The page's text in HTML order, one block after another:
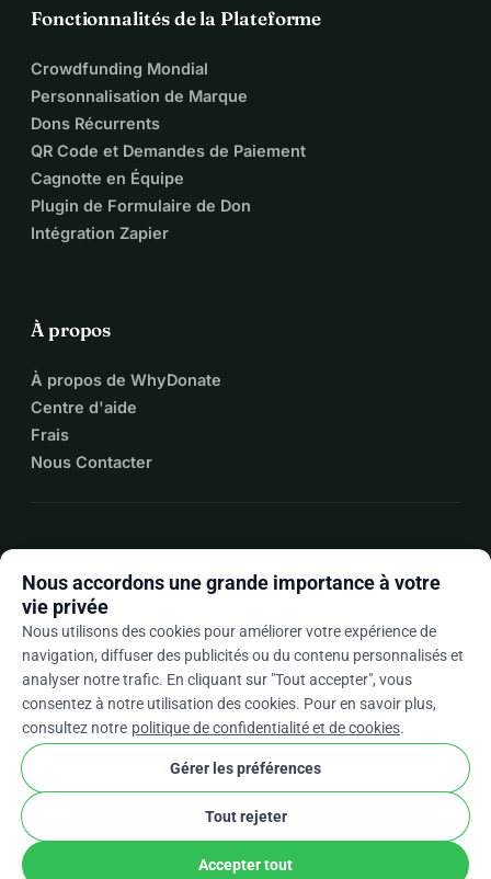
Fonctionnalités de la Plateforme
Crowdfunding Mondial
Personnalisation de Marque
Dons Récurrents
QR Code et Demandes de Paiement
Cagnotte en Équipe
Plugin de Formulaire de Don
Intégration Zapier
À propos
À propos de WhyDonate
Centre d'aide
Frais
Nous Contacter
Fr arrow_drop_down
★★★★★4,9 / 5 sur la base de 500+ avis
WhyDonateConfidentialité et cookies
Conditions générales
Paramètres Des Cookies
stripe checkPartenaire Vérifié
Nous accordons une grande importance à votre
vie privée
Nous utilisons des cookies pour améliorer votre expérience de
navigation, diffuser des publicités ou du contenu personnalisés et
analyser notre trafic. En cliquant sur "Tout accepter", vous
consentez à notre utilisation des cookies. Pour en savoir plus,
consultez notre politique de confidentialité et de cookies.
Gérer les préférences
Tout rejeter
Accepter tout